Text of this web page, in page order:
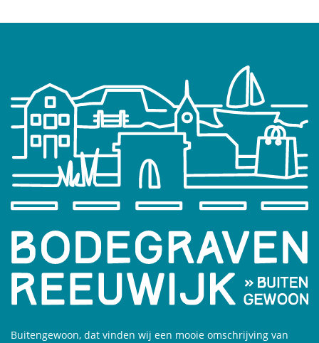
Buitengewoon, dat vinden wij een mooie omschrijving van